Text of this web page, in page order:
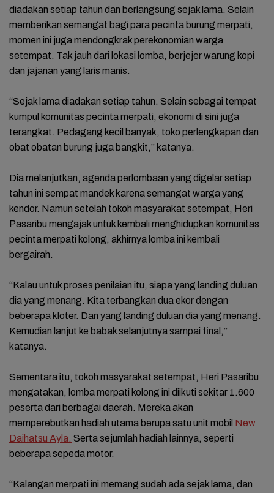
diadakan setiap tahun dan berlangsung sejak lama. Selain
memberikan semangat bagi para pecinta burung merpati,
momen ini juga mendongkrak perekonomian warga
setempat. Tak jauh dari lokasi lomba, berjejer warung kopi
dan jajanan yang laris manis.
“Sejak lama diadakan setiap tahun. Selain sebagai tempat
kumpul komunitas pecinta merpati, ekonomi di sini juga
terangkat. Pedagang kecil banyak, toko perlengkapan dan
obat obatan burung juga bangkit,” katanya.
Dia melanjutkan, agenda perlombaan yang digelar setiap
tahun ini sempat mandek karena semangat warga yang
kendor. Namun setelah tokoh masyarakat setempat, Heri
Pasaribu mengajak untuk kembali menghidupkan komunitas
pecinta merpati kolong, akhirnya lomba ini kembali
bergairah.
“Kalau untuk proses penilaian itu, siapa yang landing duluan
dia yang menang. Kita terbangkan dua ekor dengan
beberapa kloter. Dan yang landing duluan dia yang menang.
Kemudian lanjut ke babak selanjutnya sampai final,”
katanya.
Sementara itu, tokoh masyarakat setempat, Heri Pasaribu
mengatakan, lomba merpati kolong ini diikuti sekitar 1.600
peserta dari berbagai daerah. Mereka akan
memperebutkan hadiah utama berupa satu unit mobil New
Daihatsu Ayla. Serta sejumlah hadiah lainnya, seperti
beberapa sepeda motor.
“Kalangan merpati ini memang sudah ada sejak lama, dan